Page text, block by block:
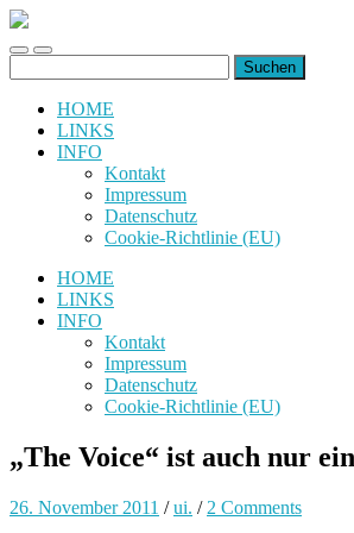
uiuiuiuiuiuiui.de
Toggle
mobile
Toggle
search
nach:
HOME
LINKS
INFO
Kontakt
Impressum
Datenschutz
Cookie-Richtlinie (EU)
HOME
LINKS
INFO
Kontakt
Impressum
Datenschutz
Cookie-Richtlinie (EU)
„The Voice“ ist auch nur
26. November 2011 /ui. / 2 Comments